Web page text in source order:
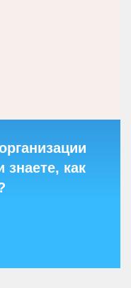
знаете, как